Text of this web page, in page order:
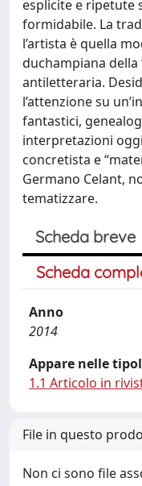
esplicite e ripetute
formidabile. La
l’artista è quella
duchampiana della
antiletteraria.
l’attenzione su
fantastici,
interpretazioni
concretista e
Germano Celant,
tematizzare.
Scheda breve
Scheda
Anno
2014
Appare nelle
1.1 Articolo in
File in questo
Non ci sono file